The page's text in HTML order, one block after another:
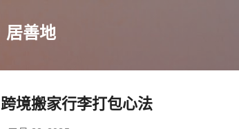
居善地
跨境搬家行李打包心法